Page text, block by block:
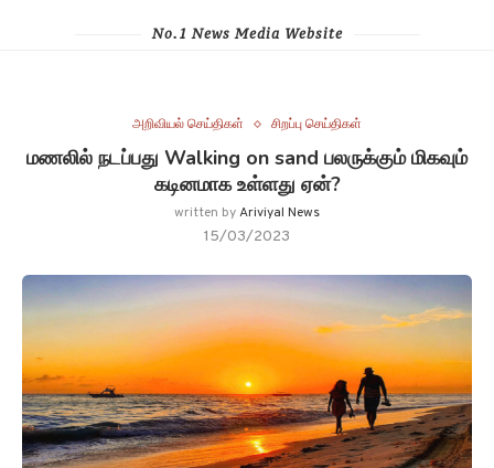
No.1 News Media Website
அறிவியல் செய்திகள் சிறப்பு செய்திகள்
மணலில் நடப்பது Walking on sand பலருக்கும் மிகவும்
கடினமாக உள்ளது ஏன்?
written byAriviyal News
15/03/2023